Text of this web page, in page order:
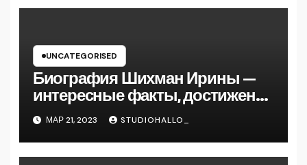
UNCATEGORISED
Биография Шихман Ирины —
интересные факты, достижения
и путь к успеху
МАР 21, 2023 STUDIOHALLO_